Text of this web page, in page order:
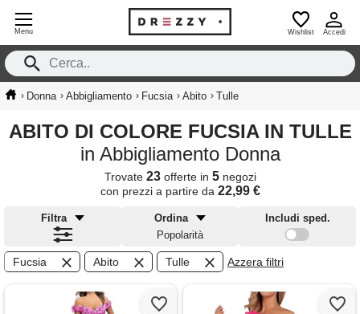
Menu Wishlist Accedi
› Donna › Abbigliamento › Fucsia › Abito › Tulle
ABITO DI COLORE FUCSIA IN TULLE
in Abbigliamento Donna
Trovate 23offerte in 5negozi
con prezzi a partire da 22,99 €
Filtra
Ordina
Popolarità
Includi sped.
Fucsia Abito Tulle Azzera filtri